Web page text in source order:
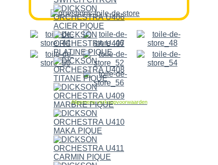
Allgemene verkoopvoorwaarden